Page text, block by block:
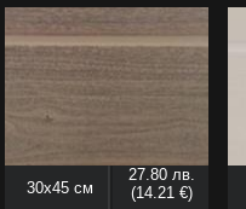
30x45 см
27.80 лв.
(14.21 €)